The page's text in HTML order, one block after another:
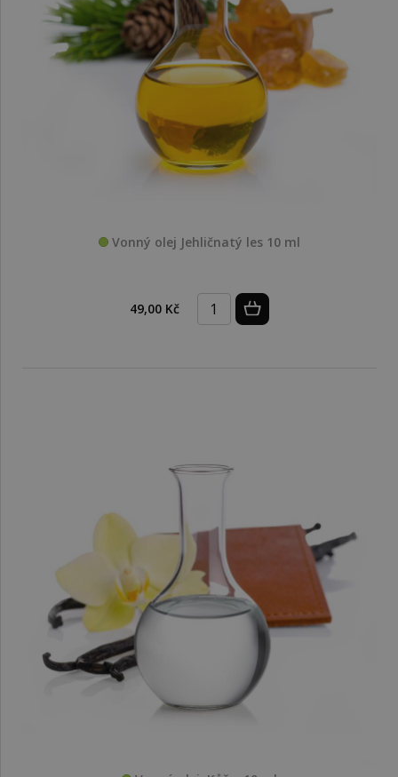
Vonný olej Jehličnatý les 10 ml
49,00 Kč